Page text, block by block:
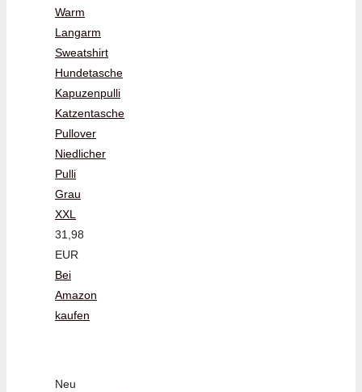
Warm
Langarm
Sweatshirt
Hundetasche
Kapuzenpulli
Katzentasche
Pullover
Niedlicher
Pulli
Grau
XXL
31,98
EUR
Bei
Amazon
kaufen
Neu